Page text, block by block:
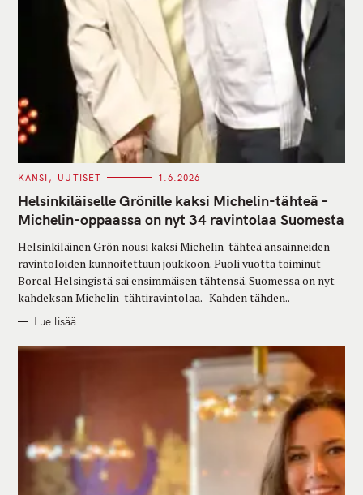
C
T
E
G
O
I
E
S
KANSI UUTISET 1.6.2026
Helsinkiläiselle Grönille kaksi Michelin-tähteä –
Michelin-oppaassa on nyt 34 ravintolaa Suomesta
Helsinkiläinen Grön nousi kaksi Michelin-tähteä ansainneiden
ravintoloiden kunnoitettuun joukkoon. Puoli vuotta toiminut
Boreal Helsingistä sai ensimmäisen tähtensä. Suomessa on nyt
kahdeksan Michelin-tähtiravintolaa. Kahden tähden..
Lue lisää